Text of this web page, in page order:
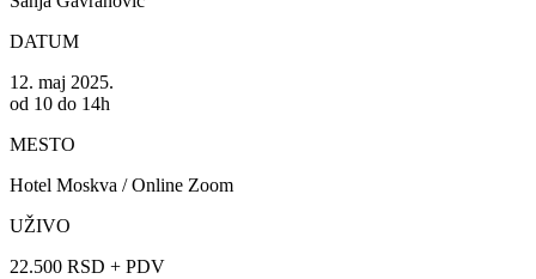
DATUM
12. maj 2025.
od 10 do 14h
MESTO
Hotel Moskva / Online Zoom
UŽIVO
22.500 RSD + PDV